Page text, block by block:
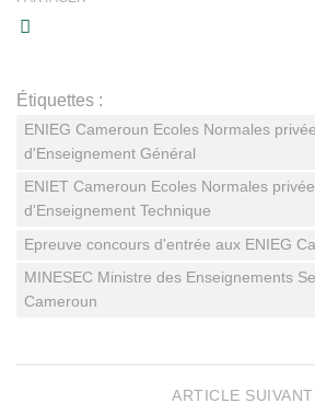
Étiquettes :
ENIEG Cameroun Ecoles Normales
d'Enseignement Général
ENIET Cameroun Ecoles Normales
d'Enseignement Technique
Epreuve concours d'entrée aux ENIEG
MINESEC Ministre des Enseignements
Cameroun
ARTICLE SUIVANT